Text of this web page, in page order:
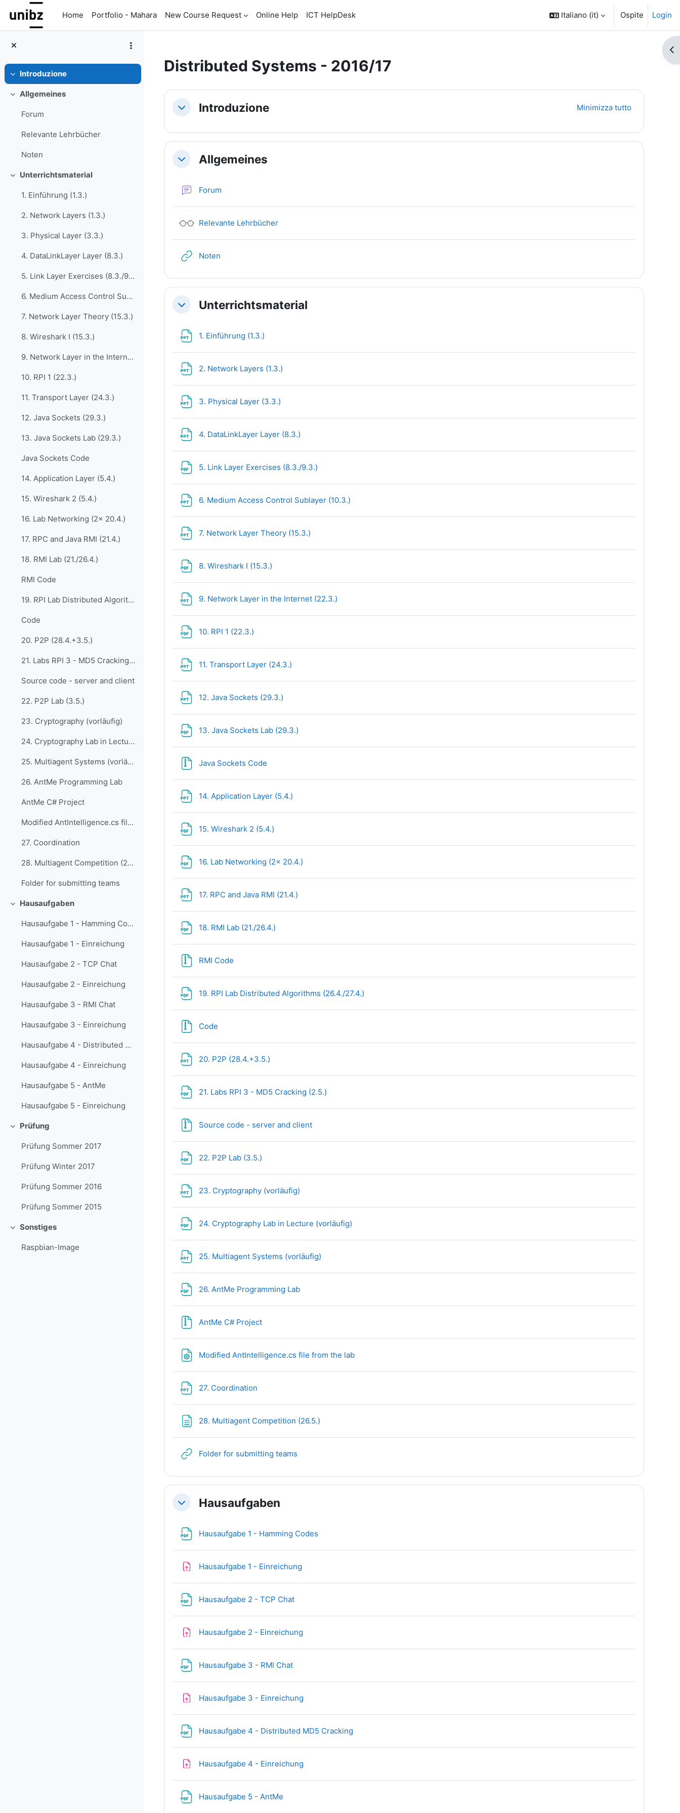
Vai al contenuto principale
Home
Portfolio - Mahara New Course Request Online Help ICT HelpDesk Italiano ‎(it)‎ Ospite Login
Minimizza
Introduzione
Minimizza
Allgemeines
Forum
Relevante Lehrbücher
Noten
Minimizza
Unterrichtsmaterial
1. Einführung (1.3.)
2. Network Layers (1.3.)
3. Physical Layer (3.3.)
4. DataLinkLayer Layer (8.3.)
5. Link Layer Exercises (8.3./9.3.)
6. Medium Access Control Sublayer (10.3.)
7. Network Layer Theory (15.3.)
8. Wireshark I (15.3.)
9. Network Layer in the Internet (22.3.)
10. RPI 1 (22.3.)
11. Transport Layer (24.3.)
12. Java Sockets (29.3.)
13. Java Sockets Lab (29.3.)
Java Sockets Code
14. Application Layer (5.4.)
15. Wireshark 2 (5.4.)
16. Lab Networking (2x 20.4.)
17. RPC and Java RMI (21.4.)
18. RMI Lab (21./26.4.)
RMI Code
19. RPI Lab Distributed Algorithms (26.4./27.4.)
Code
20. P2P (28.4.+3.5.)
21. Labs RPI 3 - MD5 Cracking (2.5.)
Source code - server and client
22. P2P Lab (3.5.)
23. Cryptography (vorläufig)
24. Cryptography Lab in Lecture (vorläufig)
25. Multiagent Systems (vorläufig)
26. AntMe Programming Lab
AntMe C# Project
Modified AntIntelligence.cs file from the lab
27. Coordination
28. Multiagent Competition (26.5.)
Folder for submitting teams
Minimizza
Hausaufgaben
Hausaufgabe 1 - Hamming Codes
Hausaufgabe 1 - Einreichung
Hausaufgabe 2 - TCP Chat
Hausaufgabe 2 - Einreichung
Hausaufgabe 3 - RMI Chat
Hausaufgabe 3 - Einreichung
Hausaufgabe 4 - Distributed MD5 Cracking
Hausaufgabe 4 - Einreichung
Hausaufgabe 5 - AntMe
Hausaufgabe 5 - Einreichung
Minimizza
Prüfung
Prüfung Sommer 2017
Prüfung Winter 2017
Prüfung Sommer 2016
Prüfung Sommer 2015
Minimizza
Sonstiges
Raspbian-Image
Distributed Systems - 2016/17
Schema della sezione
MinimizzaIntroduzione Minimizza tutto
MinimizzaAllgemeines
Forum
Relevante LehrbücherTool esterno
Noten
MinimizzaUnterrichtsmaterial
1. Einführung (1.3.)
2. Network Layers (1.3.)
3. Physical Layer (3.3.)
4. DataLinkLayer Layer (8.3.)
5. Link Layer Exercises (8.3./9.3.)
6. Medium Access Control Sublayer (10.3.)
7. Network Layer Theory (15.3.)
8. Wireshark I (15.3.)
9. Network Layer in the Internet (22.3.)
10. RPI 1 (22.3.)
11. Transport Layer (24.3.)
12. Java Sockets (29.3.)
13. Java Sockets Lab (29.3.)
Java Sockets Code
14. Application Layer (5.4.)
15. Wireshark 2 (5.4.)
16. Lab Networking (2x 20.4.)
17. RPC and Java RMI (21.4.)
18. RMI Lab (21./26.4.)
RMI Code
19. RPI Lab Distributed Algorithms (26.4./27.4.)
Code
20. P2P (28.4.+3.5.)
21. Labs RPI 3 - MD5 Cracking (2.5.)
Source code - server and client
22. P2P Lab (3.5.)
23. Cryptography (vorläufig)
24. Cryptography Lab in Lecture (vorläufig)
25. Multiagent Systems (vorläufig)
26. AntMe Programming Lab
AntMe C# Project
Modified AntIntelligence.cs file from the lab
27. Coordination
28. Multiagent Competition (26.5.)
Folder for submitting teams
MinimizzaHausaufgaben
Hausaufgabe 1 - Hamming Codes
Hausaufgabe 1 - Einreichung
Hausaufgabe 2 - TCP Chat
Hausaufgabe 2 - Einreichung
Hausaufgabe 3 - RMI Chat
Hausaufgabe 3 - Einreichung
Hausaufgabe 4 - Distributed MD5 Cracking
Hausaufgabe 4 - Einreichung
Hausaufgabe 5 - AntMe